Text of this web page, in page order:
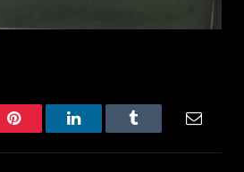
Pinterest LinkedInTumblr